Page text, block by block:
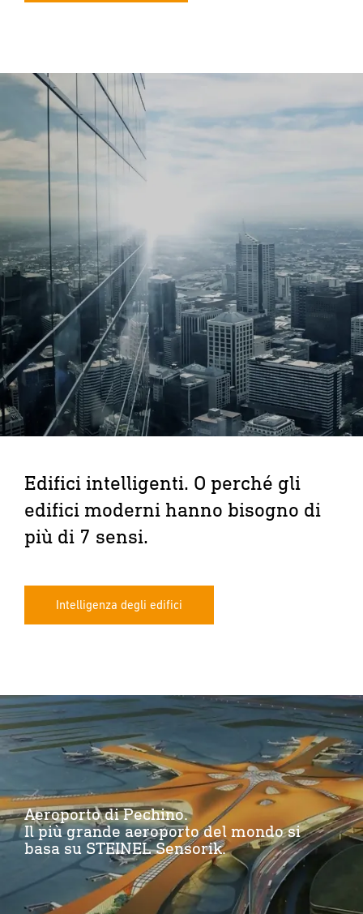
Edifici intelligenti. O perché gli
edifici moderni hanno bisogno di
più di 7 sensi.
Intelligenza degli edifici
Aeroporto di Pechino.
Il più grande aeroporto del mondo si
basa su STEINEL Sensorik.